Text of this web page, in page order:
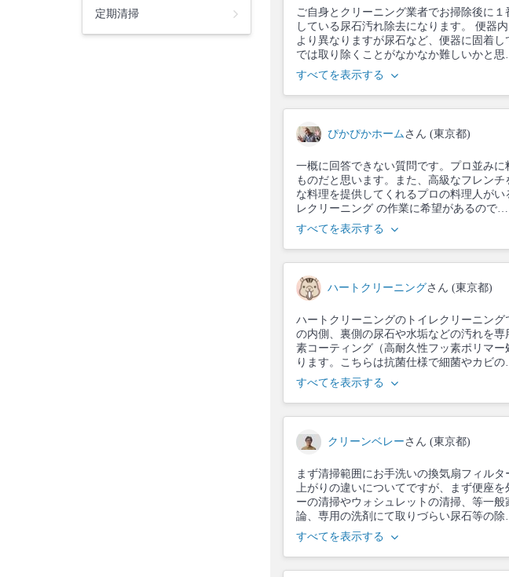
定期清掃
ご自身とクリーニング業者でお掃除後に
している尿石汚れ除去になります。 便器
より異なりますが尿石など、便器に固着
では取り除くことがなかなか難しいかと思
すべてを表示する
ぴかぴかホーム さん (東京都)
一概に回答できない質問です。プロ並み
ものだと思います。また、高級なフレン
な料理を提供してくれるプロの料理人が
レクリーニング の作業に希望があるので…
すべてを表示する
ハートクリーニングさん (東京都)
ハートクリーニングのトイレクリーニン
の内側、裏側の尿石や水垢などの汚れを
素コーティング（高耐久性フッ素ポリマ
ります。こちらは抗菌仕様で細菌やカビの
すべてを表示する
クリーンベレー さん (東京都)
まず清掃範囲にお手洗いの換気扇フィル
上がりの違いについてですが、まず便座
ーの清掃やウォシュレットの清掃、等一
論、専用の洗剤にて取りづらい尿石等の除
すべてを表示する